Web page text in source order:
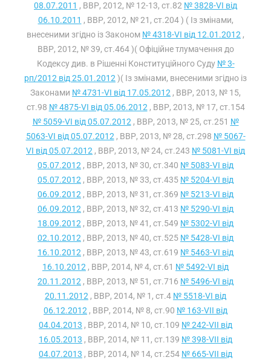
08.07.2011 , ВВР, 2012, № 12-13, ст.82 № 3828-VI від
06.10.2011 , ВВР, 2012, № 21, ст.204 ) ( Із змінами,
внесеними згідно із Законом № 4318-VI від 12.01.2012 ,
ВВР, 2012, № 39, ст.464 )( Офіційне тлумачення до
Кодексу див. в Рішенні Конституційного Суду № 3-
рп/2012 від 25.01.2012 )( Із змінами, внесеними згідно із
Законами № 4731-VI від 17.05.2012 , ВВР, 2013, № 15,
ст.98 № 4875-VI від 05.06.2012 , ВВР, 2013, № 17, ст.154
№ 5059-VI від 05.07.2012 , ВВР, 2013, № 25, ст.251 №
5063-VI від 05.07.2012 , ВВР, 2013, № 28, ст.298 № 5067-
VI від 05.07.2012 , ВВР, 2013, № 24, ст.243 № 5081-VI від
05.07.2012 , ВВР, 2013, № 30, ст.340 № 5083-VI від
05.07.2012 , ВВР, 2013, № 33, ст.435 № 5204-VI від
06.09.2012 , ВВР, 2013, № 31, ст.369 № 5213-VI від
06.09.2012 , ВВР, 2013, № 32, ст.413 № 5290-VI від
18.09.2012 , ВВР, 2013, № 41, ст.549 № 5302-VI від
02.10.2012 , ВВР, 2013, № 40, ст.525 № 5428-VI від
16.10.2012 , ВВР, 2013, № 43, ст.619 № 5463-VI від
16.10.2012 , ВВР, 2014, № 4, ст.61 № 5492-VI від
20.11.2012 , ВВР, 2013, № 51, ст.716 № 5496-VI від
20.11.2012 , ВВР, 2014, № 1, ст.4 № 5518-VI від
06.12.2012 , ВВР, 2014, № 8, ст.90 № 163-VII від
04.04.2013 , ВВР, 2014, № 10, ст.109 № 242-VII від
16.05.2013 , ВВР, 2014, № 11, ст.139 № 398-VII від
04.07.2013 , ВВР, 2014, № 14, ст.254 № 665-VII від